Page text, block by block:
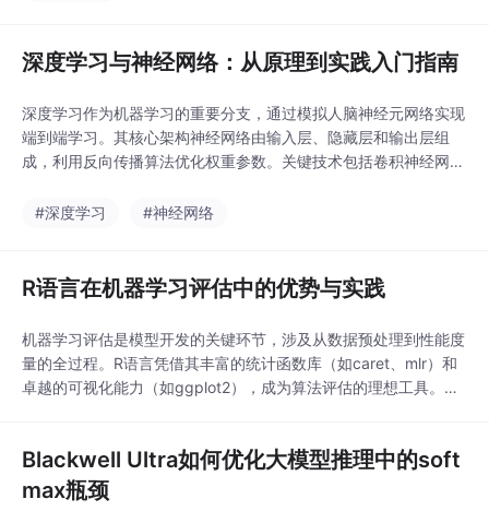
深度学习与神经网络：从原理到实践入门指南
深度学习作为机器学习的重要分支，通过模拟人脑神经元网络实现
端到端学习。其核心架构神经网络由输入层、隐藏层和输出层组
成，利用反向传播算法优化权重参数。关键技术包括卷积神经网络
ansformer架构的注意力机制。在实际应用中，数据质量、模型架
#深度学习 #神经网络
R语言在机器学习评估中的优势与实践
机器学习评估是模型开发的关键环节，涉及从数据预处理到性能度
量的全过程。R语言凭借其丰富的统计函数库（如caret、mlr）和
卓越的可视化能力（如ggplot2），成为算法评估的理想工具。在
别是在中小型数据集场景下，R的向量化操作和函数式编程范式能
显著提升开发效率。
Blackwell Ultra如何优化大模型推理中的soft
max瓶颈